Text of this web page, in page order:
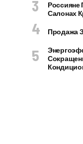
Россияне
Салонах
Продажа